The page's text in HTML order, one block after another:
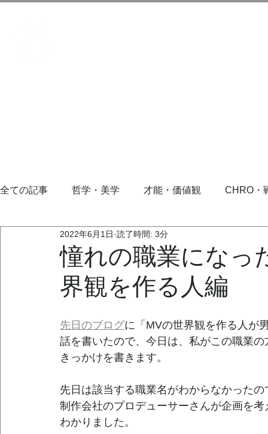
全ての記事 哲学・美学 才能・価値観 CHRO・
憧れの職業にな
界観を作る人編
2022年6月1日 読了時間: 3分
先日のブログに「MVの世界観を作る人が
話を書いたので、今日は、私がこの職業
きっかけを書きます。
先日は該当する職業名がわからなかった
制作会社のプロデューサーさんが企画を
わかりました。